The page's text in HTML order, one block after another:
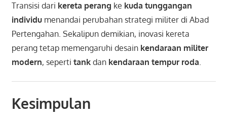
Transisi dari kereta perang ke kuda tunggangan
individumenandai perubahan strategi militer di Abad
Pertengahan. Sekalipun demikian, inovasi kereta
perang tetap memengaruhi desain kendaraan militer
modern, seperti tankdan kendaraan tempur roda.
Kesimpulan